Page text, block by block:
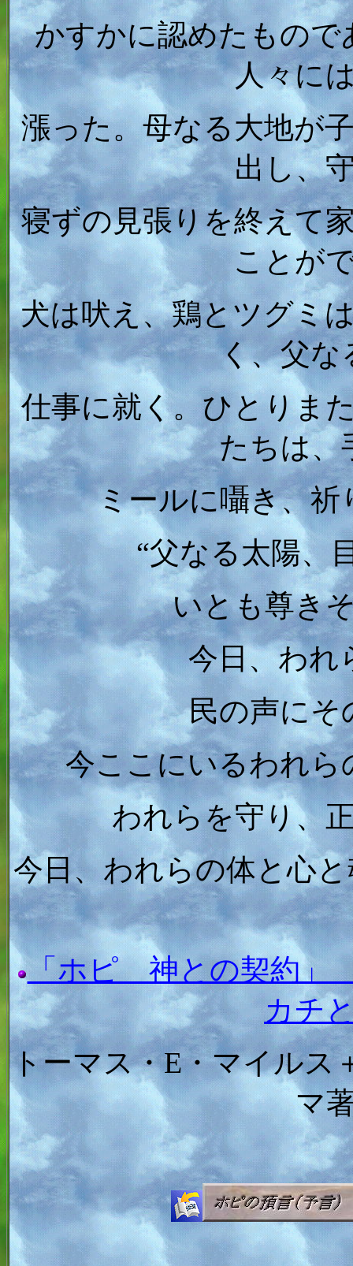
かすかに認めたもの
人々に
漲った。母なる大地が
出し、
寝ずの見張りを終えて
ことが
犬は吠え、鶏とツグミ
く、父な
仕事に就く。ひとりま
たちは、
ミールに囁き、祈
“父なる太陽、
いとも尊き
今日、われ
民の声にそ
今ここにいるわれら
われらを守り、
今日、われらの体と心
「ホピ 神との契約」
カチ
トーマス・E・マイル
マ